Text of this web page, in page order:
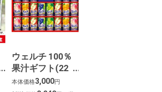
ウェルチ 100％
果汁ギフト(22
本)
本体価格3,000円